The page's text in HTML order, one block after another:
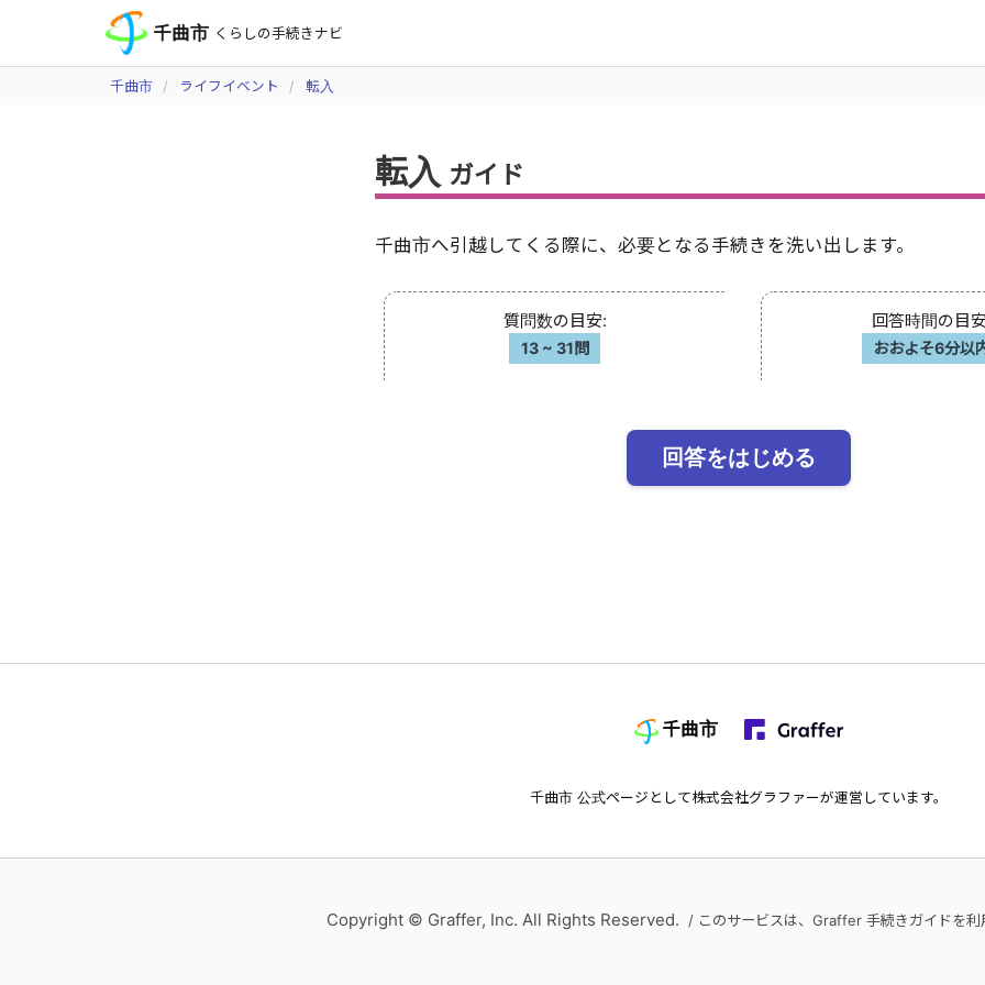
千曲市 くらしの手続きナビ
千曲市 ライフイベント 転入
転入 ガイド
千曲市へ引越してくる際に、必要となる手続きを洗い出します。
質問数の目安:
13~ 31問
回答時間の目
おおよそ6分以
回答をはじめる
千曲市
千曲市 公式ページとして株式会社グラファーが運営しています。
Copyright © Graffer, Inc. All Rights Reserved. / このサービスは、Graffer 手続きガイドを利